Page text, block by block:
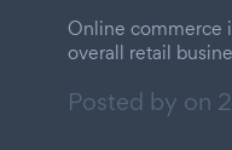
Online commerce
overall retail
Posted by on